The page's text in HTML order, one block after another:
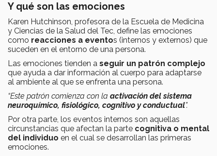
Y qué son las emociones
Karen Hutchinson, profesora de la Escuela de Medicina
y Ciencias de la Salud del Tec, define las emociones
como reacciones a eventos (internos y externos) que
suceden en el entorno de una persona.
Las emociones tienden a seguir un patrón complejo
que ayuda a dar información al cuerpo para adaptarse
al ambiente al que se enfrenta una persona.
“Este patrón comienza con la activación del sistema
neuroquímico, fisiológico, cognitivo y conductual”.
Por otra parte, los eventos internos son aquellas
circunstancias que afectan la parte cognitiva o mental
del individuo en el cual se desarrollan las primeras
emociones.